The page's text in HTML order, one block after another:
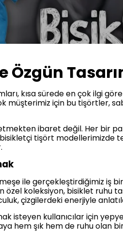
Özgün
kısa sürede en çok ilgi
müşterimiz için bu tişörtler,
ibaret değil. Her bir
bisikletçi tişört modellerimizde
ile gerçekleştirdiğimiz iş
özel koleksiyon, bisiklet ruhu
çizgilerdeki enerjiyle
isteyen kullanıcılar için
hem şık hem de ruhu olan